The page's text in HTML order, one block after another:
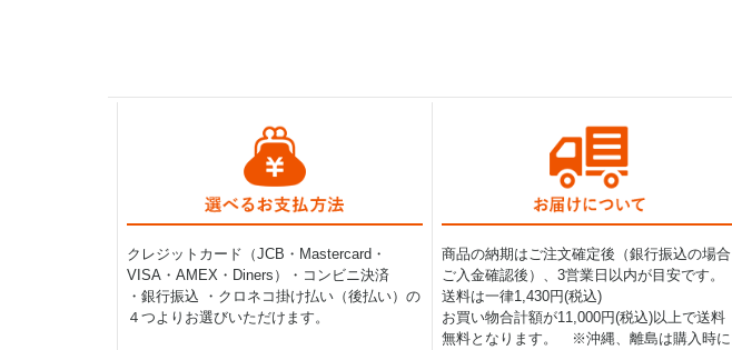
クレジットカード（JCB・Mastercard・
VISA・AMEX・Diners）・コンビニ決済
・銀行振込 ・クロネコ掛け払い（後払い）の
４つよりお選びいただけます。
商品の納期はご注文確定後（銀行振込の場合
ご入金確認後）、3営業日以内が目安です。
送料は一律1,430円(税込)
お買い物合計額が11,000円(税込)以上で送料
無料となります。 ※沖縄、離島は購入時に